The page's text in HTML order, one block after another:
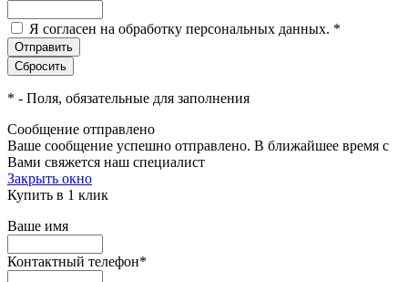
Я согласен на обработку персональных данных. *
* - Поля, обязательные для заполнения
Сообщение отправлено
Ваше сообщение успешно отправлено. В ближайшее время с
Вами свяжется наш специалист
Закрыть окно
Купить в 1 клик
Ваше имя
Контактный телефон*